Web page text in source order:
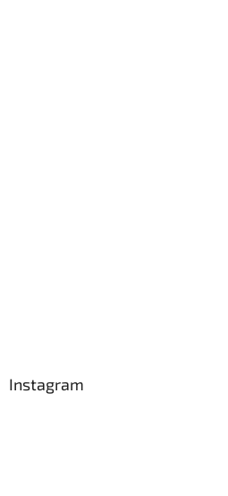
Instagram